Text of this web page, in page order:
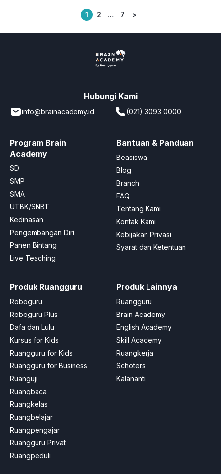
Posts
1 2 … 7 >
Hubungi Kami
info@brainacademy.id (021) 3093 0000
Program Brain
Academy
SD
SMP
SMA
UTBK/SNBT
Kedinasan
Pengembangan Diri
Panen Bintang
Live Teaching
Bantuan & Panduan
Beasiswa
Blog
Branch
FAQ
Tentang Kami
Kontak Kami
Kebijakan Privasi
Syarat dan Ketentuan
Produk Ruangguru
Roboguru
Roboguru Plus
Dafa dan Lulu
Kursus for Kids
Ruangguru for Kids
Ruangguru for Business
Ruanguji
Ruangbaca
Ruangkelas
Ruangbelajar
Ruangpengajar
Ruangguru Privat
Ruangpeduli
Produk Lainnya
Ruangguru
Brain Academy
English Academy
Skill Academy
Ruangkerja
Schoters
Kalananti